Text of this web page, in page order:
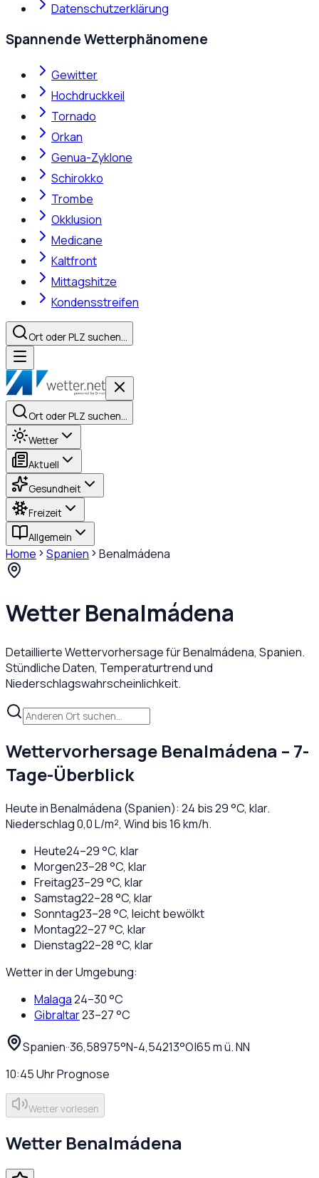
Datenschutzerklärung
Spannende Wetterphänomene
Gewitter
Hochdruckkeil
Tornado
Orkan
Genua-Zyklone
Schirokko
Trombe
Okklusion
Medicane
Kaltfront
Mittagshitze
Kondensstreifen
Ort oder PLZ suchen…
Ort oder PLZ suchen…
Wetter
Aktuell
Gesundheit
Freizeit
Allgemein
Home Spanien Benalmádena
WetterBenalmádena
Detaillierte Wettervorhersage fürBenalmádena, Spanien.
Stündliche Daten, Temperaturtrend und
Niederschlagswahrscheinlichkeit.
Wettervorhersage Benalmádena – 7-
Tage-Überblick
Heute inBenalmádena (Spanien): 24 bis29°C, klar.
Niederschlag0,0L/m², Wind bis16km/h.
Heute24–29°C, klar
Morgen23–28°C, klar
Freitag23–29°C, klar
Samstag22–28°C, klar
Sonntag23–28°C, leicht bewölkt
Montag22–27°C, klar
Dienstag22–28°C, klar
Wetter in der Umgebung:
Malaga24–30°C
Gibraltar23–27°C
Spanien··36,58975°N-4,54213°O|65m ü. NN
10:45UhrPrognose
Wetter vorlesen
Wetter Benalmádena